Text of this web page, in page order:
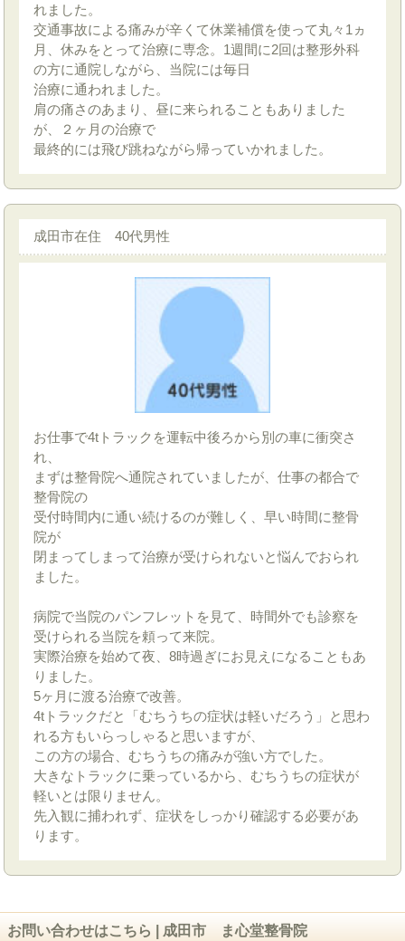
れました。
交通事故による痛みが辛くて休業補償を使って丸々1ヵ
月、休みをとって治療に専念。1週間に2回は整形外科
の方に通院しながら、当院には毎日
治療に通われました。
肩の痛さのあまり、昼に来られることもありました
が、２ヶ月の治療で
最終的には飛び跳ねながら帰っていかれました。
成田市在住 40代男性
お仕事で4tトラックを運転中後ろから別の車に衝突さ
れ、
まずは整骨院へ通院されていましたが、仕事の都合で
整骨院の
受付時間内に通い続けるのが難しく、早い時間に整骨
院が
閉まってしまって治療が受けられないと悩んでおられ
ました。
病院で当院のパンフレットを見て、時間外でも診察を
受けられる当院を頼って来院。
実際治療を始めて夜、8時過ぎにお見えになることもあ
りました。
5ヶ月に渡る治療で改善。
4tトラックだと「むちうちの症状は軽いだろう」と思わ
れる方もいらっしゃると思いますが、
この方の場合、むちうちの痛みが強い方でした。
大きなトラックに乗っているから、むちうちの症状が
軽いとは限りません。
先入観に捕われず、症状をしっかり確認する必要があ
ります。
お問い合わせはこちら | 成田市 ま心堂整骨院